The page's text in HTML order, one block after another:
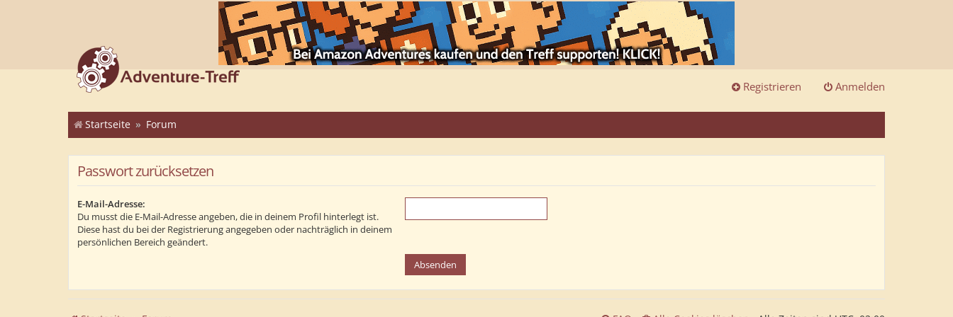
Anmelden
Registrieren
Startseite Forum
Passwort zurücksetzen
E-Mail-Adresse:
Du musst die E-Mail-Adresse angeben, die in deinem Profil hinterlegt ist.
Diese hast du bei der Registrierung angegeben oder nachträglich in deinem
persönlichen Bereich geändert.